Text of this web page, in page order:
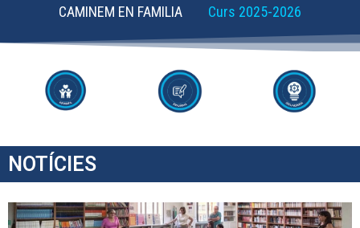
CAMINEM EN FAMILIA Curs 2025-2026
NOTÍCIES